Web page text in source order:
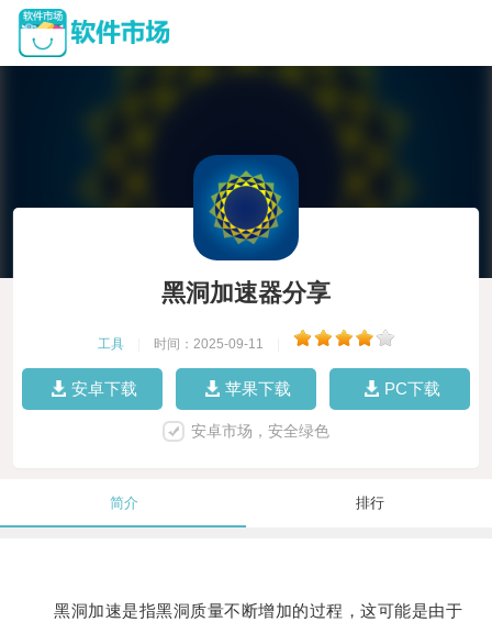
黑洞加速器分享
工具 时间：2025-09-11
安卓下载 苹果下载 PC下载
安卓市场，安全绿色
简介 排行
黑洞加速是指黑洞质量不断增加的过程，这可能是由于